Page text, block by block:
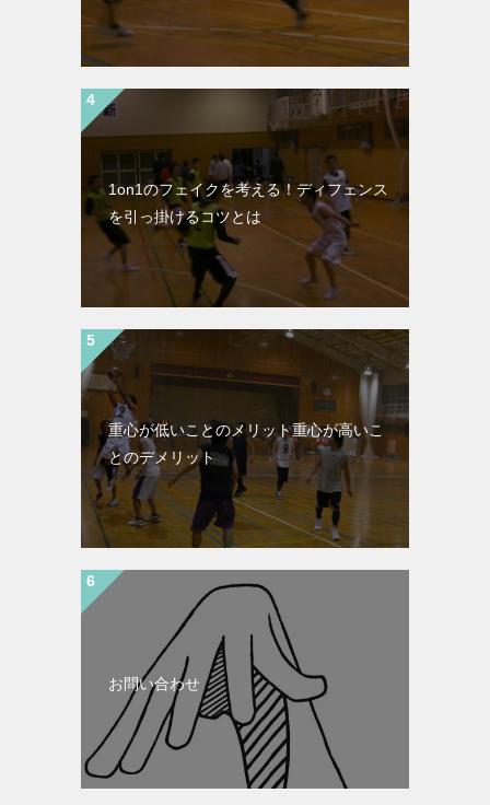
1on1のフェイクを考える！ディフェンス
を引っ掛けるコツとは
重心が低いことのメリット重心が高いこ
とのデメリット
お問い合わせ